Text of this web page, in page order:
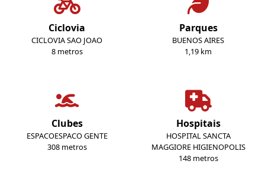
Ciclovia
CICLOVIA SAO JOAO
8 metros
Parques
BUENOS AIRES
1,19 km
Clubes
ESPACOESPACO GENTE
308 metros
Hospitais
HOSPITAL SANCTA
MAGGIORE HIGIENOPOLIS
148 metros